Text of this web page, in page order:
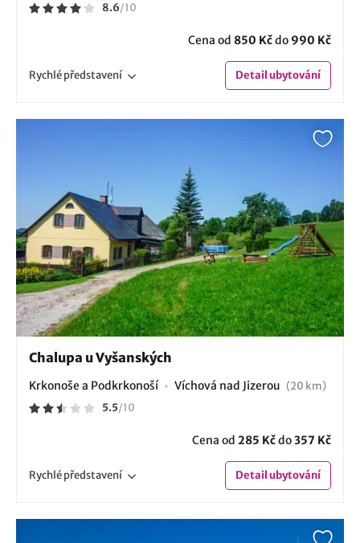
8.6/10
Cena od 850 Kčdo 990 Kč
Rychlépředstavení Detailubytování
Chalupa u Vyšanských
Krkonoše a Podkrkonoší Víchová nad Jizerou (20 km)
5.5/10
Cena od 285 Kčdo357 Kč
Rychlépředstavení Detailubytování